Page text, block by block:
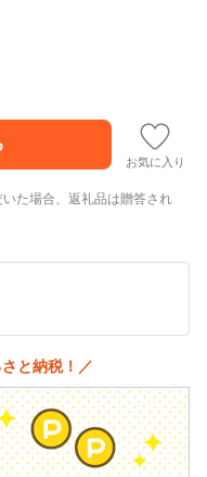
お気に入り
た場合、返礼品は贈答され
と納税！／